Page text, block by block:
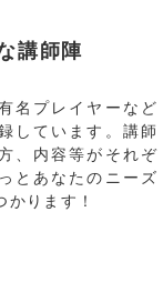
講師陣
名プレイヤーなど
しています。講師
、内容等がそれぞ
とあなたのニーズ
かります！